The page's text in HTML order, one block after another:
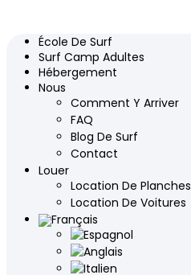
École De Surf
Surf Camp Adultes
Hébergement
Nous
Comment Y Arriver
FAQ
Blog De Surf
Contact
Louer
Location De Planches
Location De Voitures